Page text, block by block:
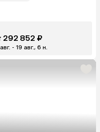
292 852 ₽
- 19 авг., 6 н.